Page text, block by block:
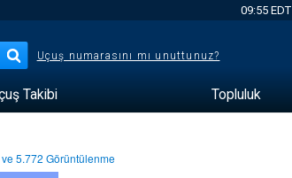
09:55 EDT
Uçuş numarasını mı unuttunuz?
Takibi Topluluk
ve5.772 Görüntülenme